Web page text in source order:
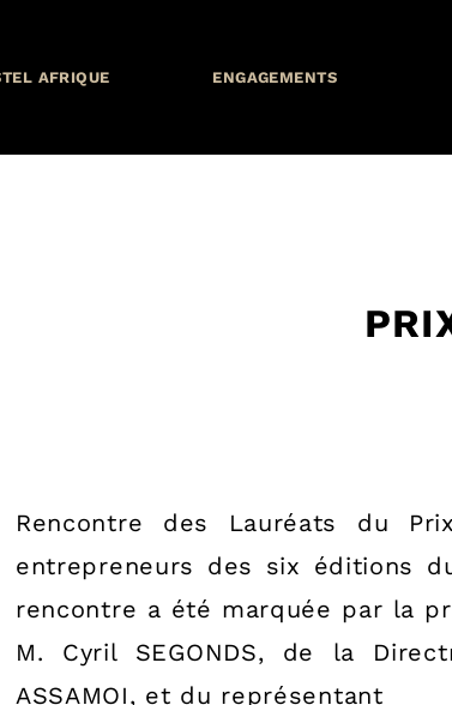
AFRIQUE ENGAGEMENTS
Rencontre des Lauréats du
entrepreneurs des six éditions
rencontre a été marquée par la
M. Cyril SEGONDS, de la
ASSAMOI, et du représentant